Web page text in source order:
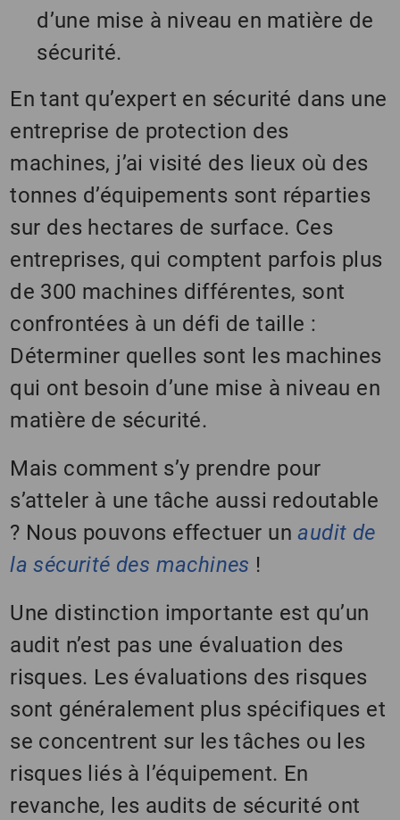
d’une mise à niveau en matière de
sécurité.
En tant qu’expert en sécurité dans une
entreprise de protection des
machines, j’ai visité des lieux où des
tonnes d’équipements sont réparties
sur des hectares de surface. Ces
entreprises, qui comptent parfois plus
de 300 machines différentes, sont
confrontées à un défi de taille :
Déterminer quelles sont les machines
qui ont besoin d’une mise à niveau en
matière de sécurité.
Mais comment s’y prendre pour
s’atteler à une tâche aussi redoutable
? Nous pouvons effectuer unaudit de
la sécurité des machines !
Une distinction importante est qu’un
audit n’est pas une évaluation des
risques. Les évaluations des risques
sont généralement plus spécifiques et
se concentrent sur les tâches ou les
risques liés à l’équipement. En
revanche, les audits de sécurité ont